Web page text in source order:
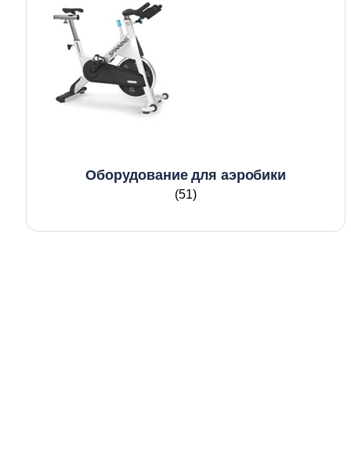
Оборудование для аэробики
(51)